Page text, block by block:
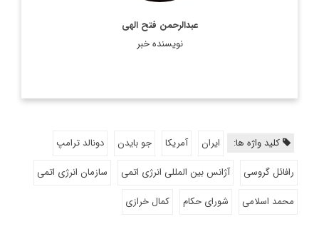
عبدالرحمن فتح الهی
نویسنده خبر
کلید واژه ها: ایران آمریکا جو بایدن
دونالد ترامپ
رافائل گروسی
آژانس بین المللی انرژی اتمی
سازمان انرژی اتمی
محمد اسلامی
شورای حکام کمال خرازی